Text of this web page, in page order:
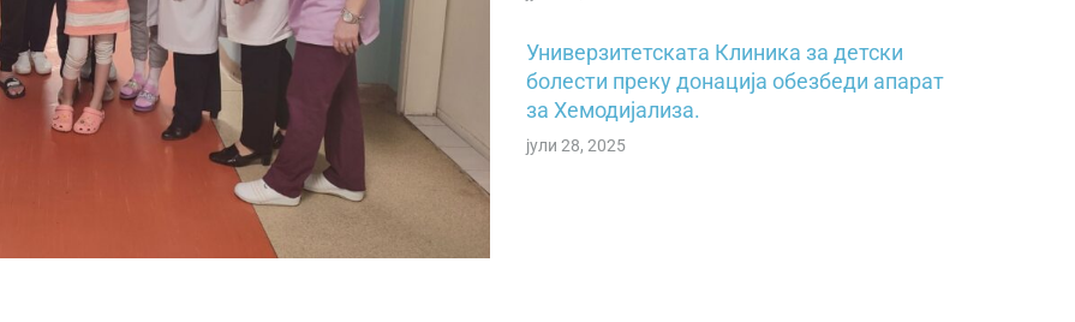
Универзитетската Клиника за детски
болести преку донација обезбеди апарат
за Хемодијализа.
јули 28, 2025